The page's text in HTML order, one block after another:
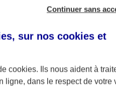
ayant entrainé
l’accident dont
Continuer sans
sur nos cookies et
cookies. Ils nous aident à
ligne, dans le respect de votre